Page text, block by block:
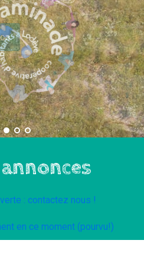
: contactez nous !
en ce moment (pourvu!)